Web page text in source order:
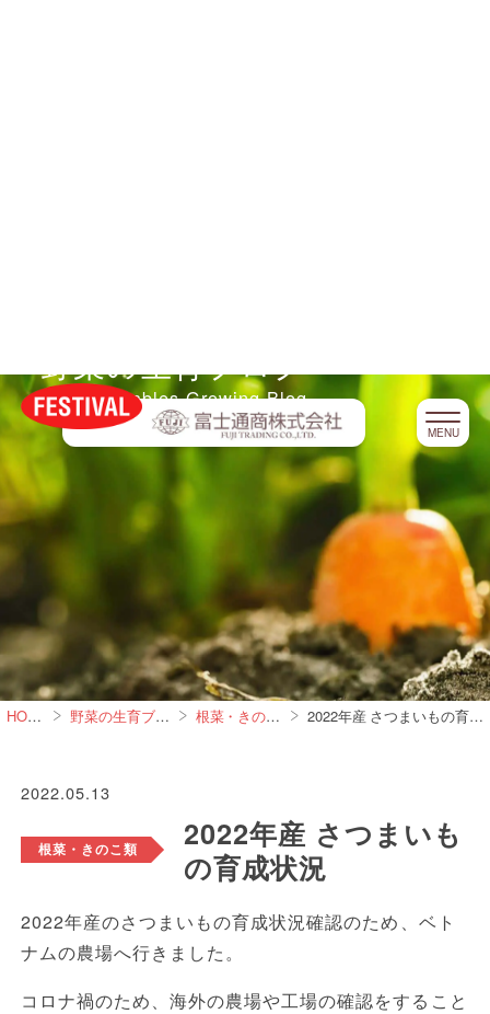
採用情報
お問い合わせ
野菜の生育ブログ
Vegetables Growing Blog
HOME 野菜の生育ブログ 根菜・きのこ類 2022年産 さつまいもの育成状況
2022.05.13
根菜・きのこ類
2022年産 さつまいも
の育成状況
2022年産のさつまいもの育成状況確認のため、ベト
ナムの農場へ行きました。
コロナ禍のため、海外の農場や工場の確認をすること